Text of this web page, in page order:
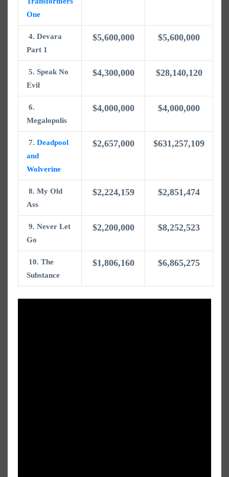
One
4. Devara
Part 1
$5,600,000 $5,600,000
5. Speak No
Evil
$4,300,000 $28,140,120
6.
Megalopolis
$4,000,000 $4,000,000
7. Deadpool
and
Wolverine
$2,657,000 $631,257,109
8. My Old
Ass
$2,224,159 $2,851,474
9. Never Let
Go
$2,200,000 $8,252,523
10. The
Substance
$1,806,160 $6,865,275